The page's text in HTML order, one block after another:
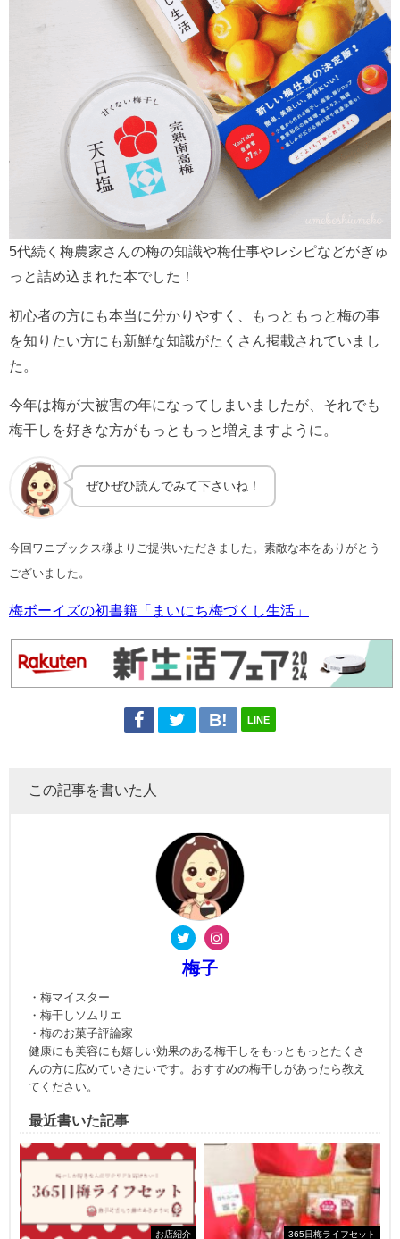
5代続く梅農家さんの梅の知識や梅仕事やレシピなどがぎゅ
っと詰め込まれた本でした！
初心者の方にも本当に分かりやすく、もっともっと梅の事
を知りたい方にも新鮮な知識がたくさん掲載されていまし
た。
今年は梅が大被害の年になってしまいましたが、それでも
梅干しを好きな方がもっともっと増えますように。
ぜひぜひ読んでみて下さいね！
今回ワニブックス様よりご提供いただきました。素敵な本をありがとう
ございました。
梅ボーイズの初書籍「まいにち梅づくし生活」
LINE
この記事を書いた人
梅子
・梅マイスター
・梅干しソムリエ
・梅のお菓子評論家
健康にも美容にも嬉しい効果のある梅干しをもっともっとたくさ
んの方に広めていきたいです。おすすめの梅干しがあったら教え
てください。
最近書いた記事
お店紹介 365日梅ライフセット